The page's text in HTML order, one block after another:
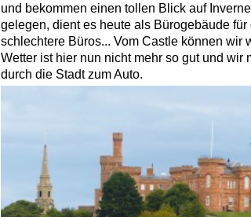
und bekommen einen tollen Blick auf
gelegen, dient es heute als Bürogebäude
schlechtere Büros... Vom Castle können wir
Wetter ist hier nun nicht mehr so gut und wir
durch die Stadt zum Auto.